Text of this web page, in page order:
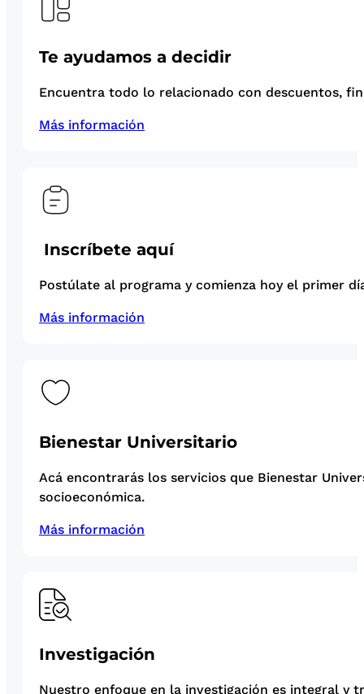
Te ayudamos a decidir
Encuentra todo lo relacionado con descuentos,
Más información
Inscríbete aquí
Postúlate al programa y comienza hoy el primer
Más información
Bienestar Universitario
Acá encontrarás los servicios que Bienestar
socioeconómica.
Más información
Investigación
Nuestro enfoque en la investigación es integral y